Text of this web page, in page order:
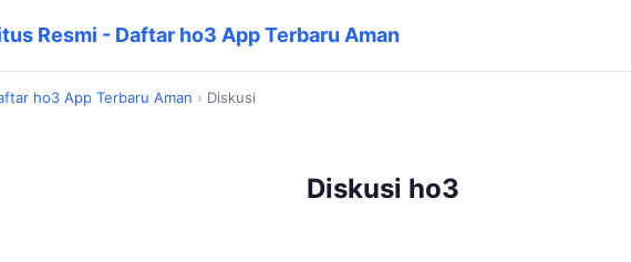
Resmi - Daftar ho3 App Terbaru Aman
ho3 App Terbaru Aman › Diskusi
Diskusi ho3